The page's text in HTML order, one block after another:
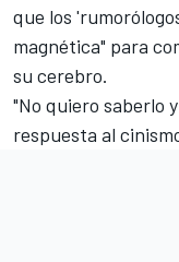
que los
magnética" para
su cerebro.
"No quiero saberlo
respuesta al